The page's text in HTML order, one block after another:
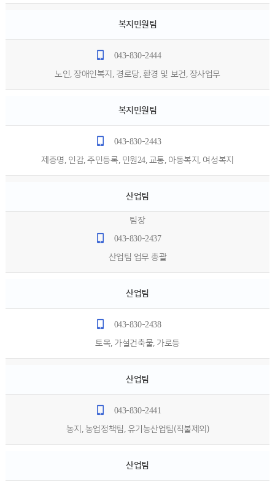
복지민원팀
043-830-2444
노인, 장애인복지, 경로당, 환경 및 보건, 장사업무
복지민원팀
043-830-2443
제증명, 인감, 주민등록, 민원24, 교통, 아동복지, 여성복지
산업팀
팀장
043-830-2437
산업팀 업무 총괄
산업팀
043-830-2438
토목, 가설건축물, 가로등
산업팀
043-830-2441
농지, 농업정책팀, 유기농산업팀(직불제외)
산업팀